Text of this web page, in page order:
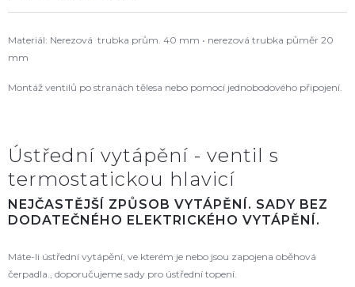
Materiál: Nerezová trubka prům. 40 mm • nerezová trubka půměr 20
mm
Montáž ventilů po stranách tělesa nebo pomocí jednobodového připojení.
Ústřední vytápění - ventil s
termostatickou hlavicí
NEJČASTĚJŠÍ ZPŮSOB VYTÁPĚNÍ. SADY BEZ
DODATEČNÉHO ELEKTRICKÉHO VYTÁPĚNÍ.
Máte-li ústřední vytápění, ve kterém je nebo jsou zapojena oběhová
čerpadla., doporučujeme sady pro ústřední topení.